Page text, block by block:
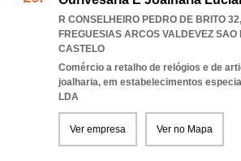
R CONSELHEIRO PEDRO DE BRITO
FREGUESIAS ARCOS VALDEVEZ SAO
CASTELO
Comércio a retalho de relógios e de
joalharia, em estabelecimentos
LDA
Ver empresa Ver no Mapa